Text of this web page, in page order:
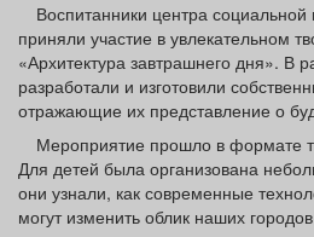
Товары Поздравления
ТВ программа Я -
Воспитанники центра
приняли участие в увлекательном
«Архитектура завтрашнего дня». В
разработали и изготовили
отражающие их представление о
Мероприятие прошло в формате
Для детей была организована
они узнали, как современные
могут изменить облик наших